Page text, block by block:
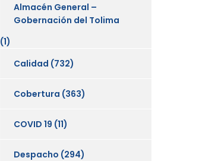
Almacén General –
Gobernación del Tolima
(1)
Calidad (732)
Cobertura (363)
COVID 19 (11)
Despacho (294)